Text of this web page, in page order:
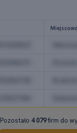
Pozostało 4 079firm do